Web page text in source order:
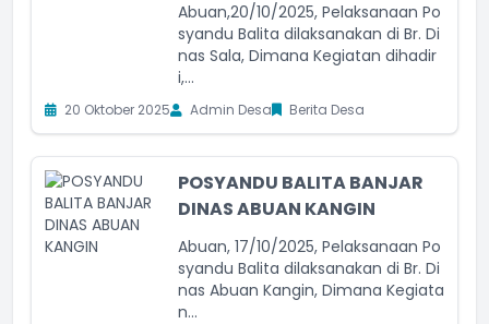
Abuan,20/10/2025, Pelaksanaan Po
syandu Balita dilaksanakan di Br. Di
nas Sala, Dimana Kegiatan dihadir
i,...
20 Oktober 2025 Admin Desa Berita Desa
POSYANDU BALITA BANJAR
DINAS ABUAN KANGIN
Abuan, 17/10/2025, Pelaksanaan Po
syandu Balita dilaksanakan di Br. Di
nas Abuan Kangin, Dimana Kegiata
n...